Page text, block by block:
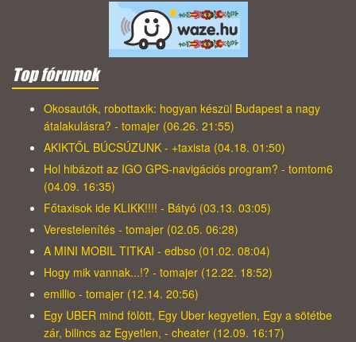
Top fórumok
Okosautók, robottaxik: hogyan készül Budapest a nagy
átalakulásra? - tomajer (06.26. 21:55)
AKIKTŐL BÚCSÚZUNK - +taxista (04.18. 01:50)
Hol hibázott az IGO GPS-navigációs program? - tomtom6
(04.09. 16:35)
Főtaxisok ide KLIKK!!!! - Bátyó (03.13. 03:05)
Verestelenítés - tomajer (02.05. 06:28)
A MINI MOBIL TITKAI - edbso (01.02. 08:04)
Hogy mik vannak...!? - tomajer (12.22. 18:52)
emillio - tomajer (12.14. 20:56)
Egy UBER mind fölött, Egy Uber kegyetlen, Egy a sötétbe
zár, bilincs az Egyetlen, - cheater (12.09. 16:17)